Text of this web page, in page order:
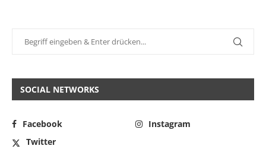
SOCIAL NETWORKS
Facebook
Instagram
Twitter